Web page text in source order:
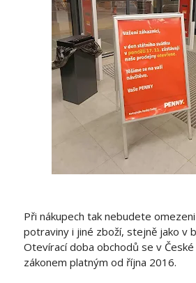
Při nákupech tak nebudete
potraviny i jiné zboží, stejně jako v
Otevírací doba obchodů se v
zákonem platným od října 2016.